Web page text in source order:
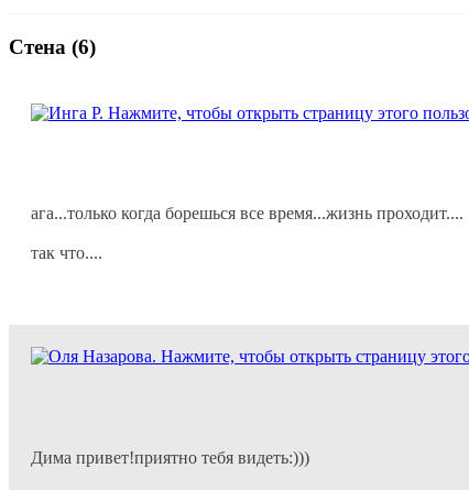
Стена (6)
ага...только когда борешься все время...жизнь проходит....
так что....
Дима привет!приятно тебя видеть:)))